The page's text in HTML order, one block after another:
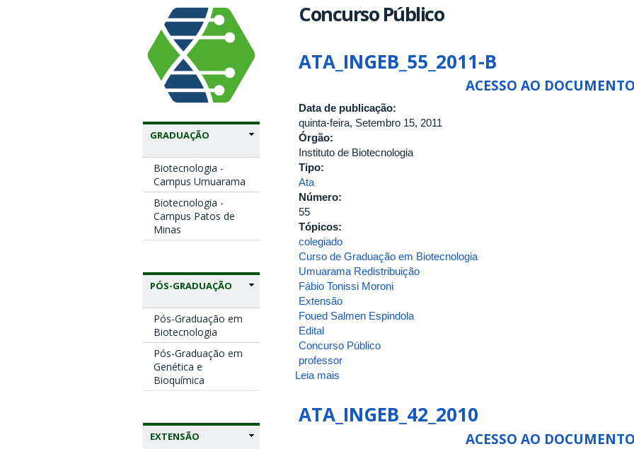
GRADUAÇÃO
Biotecnologia -
Campus Umuarama
Biotecnologia -
Campus Patos de
Minas
PÓS-GRADUAÇÃO
Pós-Graduação em
Biotecnologia
Pós-Graduação em
Genética e
Bioquímica
EXTENSÃO
Concurso Público
ATA_INGEB_55_2011-B
ACESSO AO
Data de publicação:
quinta-feira, Setembro 15, 2011
Órgão:
Instituto de Biotecnologia
Tipo:
Ata
Número:
55
Tópicos:
colegiado
Curso de Graduação em Biotecnologia
Umuarama Redistribuição
Fábio Tonissi Moroni
Extensão
Foued Salmen Espindola
Edital
Concurso Público
professor
Leia mais
ATA_INGEB_42_2010
ACESSO AO